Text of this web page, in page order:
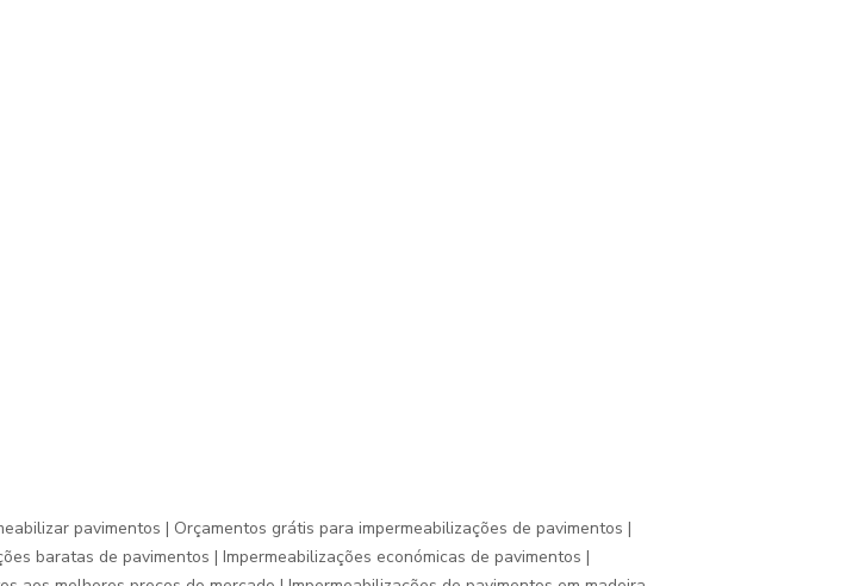
pavimentos | Orçamentos grátis para impermeabilizações de pavimentos |
baratas de pavimentos | Impermeabilizações económicas de pavimentos |